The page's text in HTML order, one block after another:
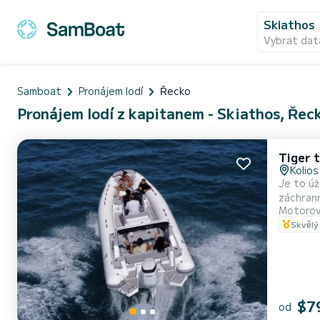
Skiathos
Vybrat
Samboat Pronájem lodí Řecko
Pronájem lodí z kapitanem - Skiathos,
Tiger
Kolios
Je to
od